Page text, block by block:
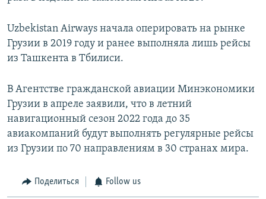
Uzbekistan Airways начала оперировать на рынке
Грузии в 2019 году и ранее выполняла лишь рейсы
из Ташкента в Тбилиси.
В Агентстве гражданской авиации Минэкономики
Грузии в апреле заявили, что в летний
навигационный сезон 2022 года до 35
авиакомпаний будут выполнять регулярные рейсы
из Грузии по 70 направлениям в 30 странах мира.
Поделиться Follow us